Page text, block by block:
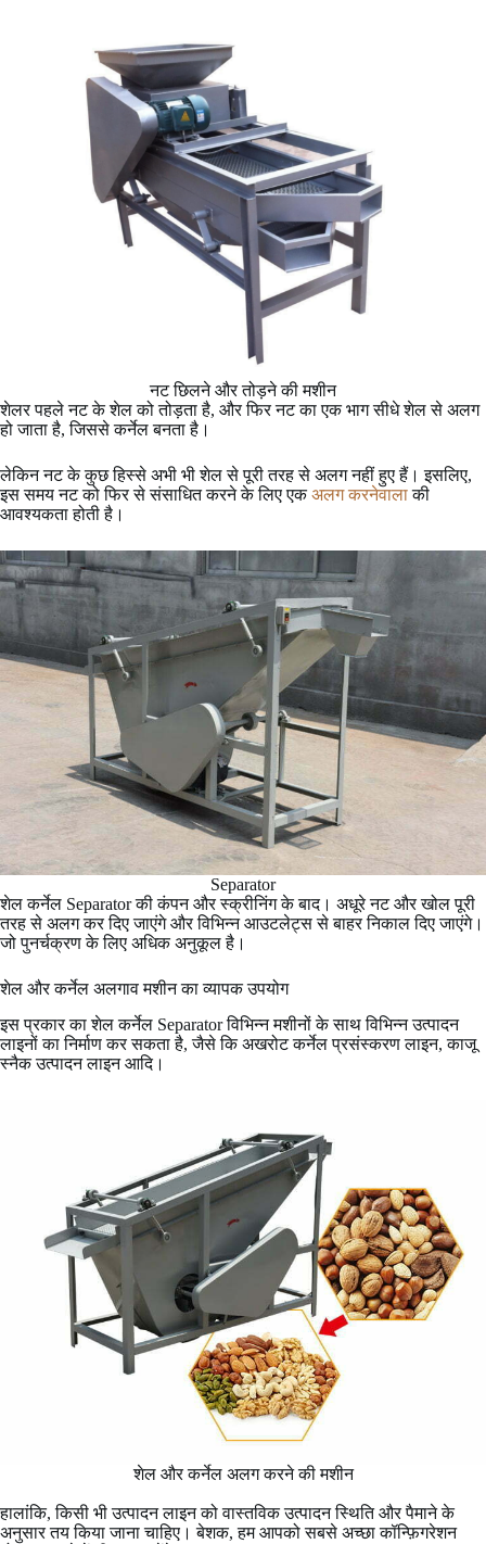
नट छिलने और तोड़ने की मशीन
शेलर पहले नट के शेल को तोड़ता है, और फिर नट का एक भाग सीधे शेल से अलग
हो जाता है, जिससे कर्नेल बनता है।
लेकिन नट के कुछ हिस्से अभी भी शेल से पूरी तरह से अलग नहीं हुए हैं। इसलिए,
इस समय नट को फिर से संसाधित करने के लिए एकअलग करनेवालाकी
आवश्यकता होती है।
Separator
शेल कर्नेल Separator की कंपन और स्क्रीनिंग के बाद। अधूरे नट और खोल पूरी
तरह से अलग कर दिए जाएंगे और विभिन्न आउटलेट्स से बाहर निकाल दिए जाएंगे।
जो पुनर्चक्रण के लिए अधिक अनुकूल है।
शेल और कर्नेल अलगाव मशीन का व्यापक उपयोग
इस प्रकार का शेल कर्नेल Separator विभिन्न मशीनों के साथ विभिन्न उत्पादन
लाइनों का निर्माण कर सकता है, जैसे कि अखरोट कर्नेल प्रसंस्करण लाइन, काजू
स्नैक उत्पादन लाइन आदि।
शेल और कर्नेल अलग करने की मशीन
हालांकि, किसी भी उत्पादन लाइन को वास्तविक उत्पादन स्थिति और पैमाने के
अनुसार तय किया जाना चाहिए। बेशक, हम आपको सबसे अच्छा कॉन्फ़िगरेशन